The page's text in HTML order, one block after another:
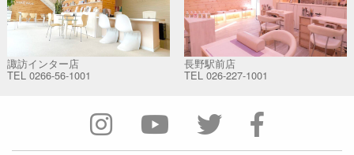
諏訪インター店
TEL 0266-56-1001
長野駅前店
TEL 026-227-1001